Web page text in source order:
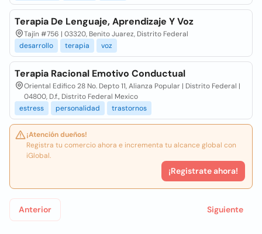
Terapia De Lenguaje, Aprendizaje Y Voz
Tajín #756 | 03320, Benito Juarez, Distrito Federal
desarrollo
terapia voz
Terapia Racional Emotivo Conductual
Oriental Edifico 28 No. Depto 11, Alianza Popular | Distrito Federal |
04800, D.f., Distrito Federal Mexico
estress
personalidad trastornos
¡Atención dueños!
Registra tu comercio ahora e incrementa tu alcance global con
iGlobal.
¡Registrate ahora!
Anterior Siguiente